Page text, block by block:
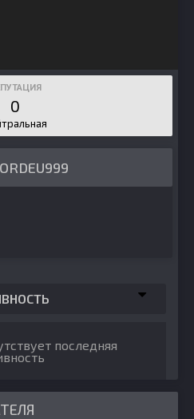
0
последняя